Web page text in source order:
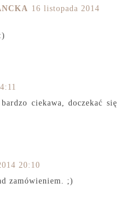
16 listopada 2014
ciekawa, doczekać się
20:10
zamówieniem. ;)